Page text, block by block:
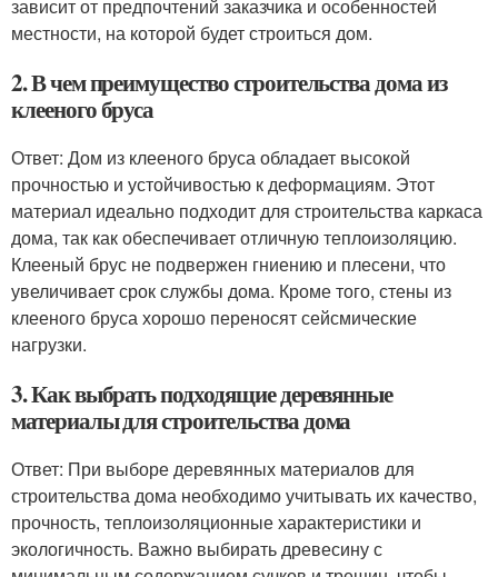
зависит от предпочтений заказчика и особенностей
местности, на которой будет строиться дом.
2. В чем преимущество строительства дома из
клееного бруса
Ответ: Дом из клееного бруса обладает высокой
прочностью и устойчивостью к деформациям. Этот
материал идеально подходит для строительства каркаса
дома, так как обеспечивает отличную теплоизоляцию.
Клееный брус не подвержен гниению и плесени, что
увеличивает срок службы дома. Кроме того, стены из
клееного бруса хорошо переносят сейсмические
нагрузки.
3. Как выбрать подходящие деревянные
материалы для строительства дома
Ответ: При выборе деревянных материалов для
строительства дома необходимо учитывать их качество,
прочность, теплоизоляционные характеристики и
экологичность. Важно выбирать древесину с